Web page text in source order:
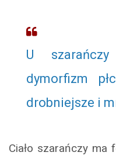
U
dymorfizm
drobniejsze i
Ciało szarańczy ma